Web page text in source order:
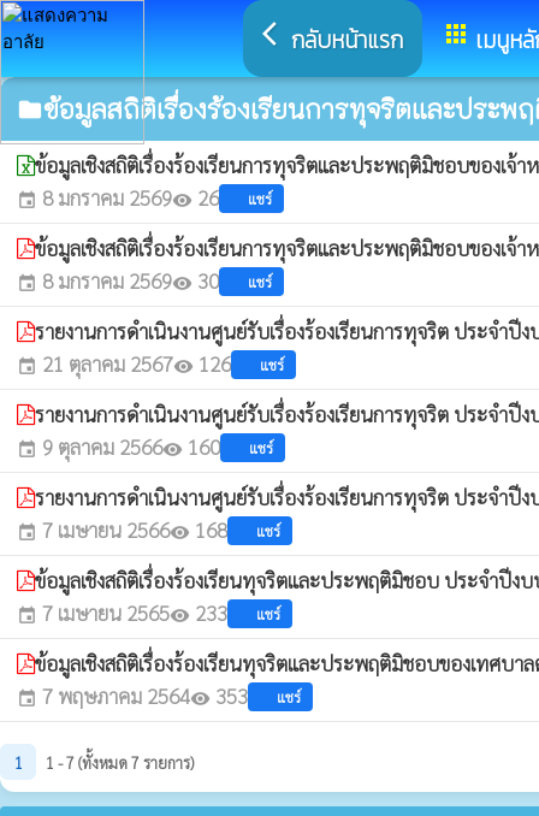
arrow_back_ios กลับหน้าแรก appsเมนูห
folderข้อมูลสถิติเรื่องร้องเรียนการทุจริตและประพ
ข้อมูลเชิงสถิติเรื่องร้องเรียนการทุจริตและประพฤติมิชอบของเ
event 8 มกราคม 2569visibility 26 แชร์
ข้อมูลเชิงสถิติเรื่องร้องเรียนการทุจริตและประพฤติมิชอบของเ
event 8 มกราคม 2569visibility 30 แชร์
รายงานการดำเนินงานศูนย์รับเรื่องร้องเรียนการทุจริต ประจำ
event 21 ตุลาคม 2567visibility 126 แชร์
รายงานการดำเนินงานศูนย์รับเรื่องร้องเรียนการทุจริต ประจำ
event 9 ตุลาคม 2566visibility 160 แชร์
รายงานการดำเนินงานศูนย์รับเรื่องร้องเรียนการทุจริต ประจำ
event 7 เมษายน 2566visibility 168 แชร์
ข้อมูลเชิงสถิติเรื่องร้องเรียนทุจริตและประพฤติมิชอบ ประจำปี
event 7 เมษายน 2565visibility 233 แชร์
ข้อมูลเชิงสถิติเรื่องร้องเรียนทุจริตและประพฤติมิชอบของเทศบา
event 7 พฤษภาคม 2564visibility 353 แชร์
1 1 - 7 (ทั้งหมด 7 รายการ)